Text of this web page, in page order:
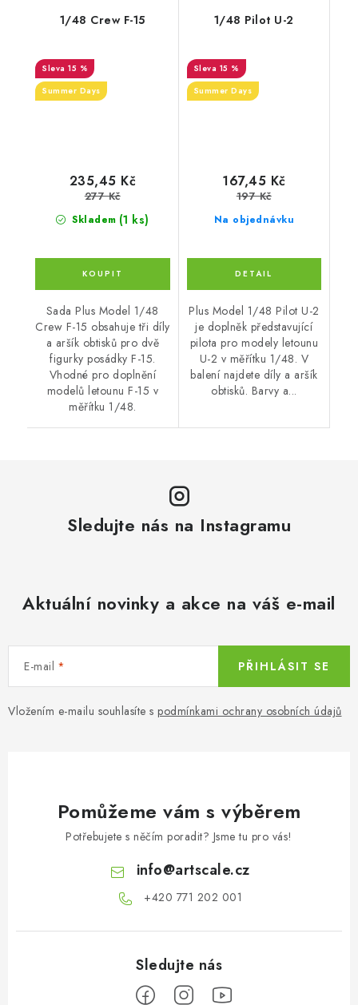
1/48 Crew F-15
15 %
Summer Days
Skladem (1 ks)
235,45 Kč
277 Kč
Sada Plus Model 1/48
Crew F-15 obsahuje tři díly
a aršík obtisků pro dvě
figurky posádky F-15.
Vhodné pro doplnění
modelů letounu F-15 v
měřítku 1/48.
1/48 Pilot U-2
15 %
Summer Days
Na objednávku
167,45 Kč
197 Kč
Plus Model 1/48 Pilot U-2
je doplněk představující
pilota pro modely letounu
U-2 v měřítku 1/48. V
balení najdete díly a aršík
obtisků. Barvy a...
Sledujte nás na Instagramu
Aktuální novinky a akce na váš e-mail
E-mail
Vložením e-mailu souhlasíte s podmínkami ochrany osobních údajů
PŘIHLÁSIT SE
Pomůžeme vám s výběrem
Potřebujete s něčím poradit? Jsme tu pro vás!
info@artscale.cz
+420 771 202 001​